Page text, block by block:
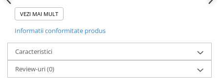
Aer Conditionat
Baie
Camera
Lumanari Parfumate
Masina
Formula
VEZI MAI MULT
Informatii conformitate produs
Caracteristici
Review-uri(0)